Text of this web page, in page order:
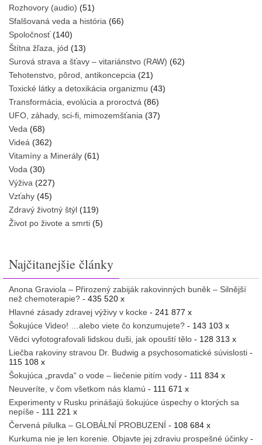
Rozhovory (audio) (51)
Sfalšovaná veda a história (66)
Spoločnosť(140)
Štítna žľaza, jód (13)
Surová strava a šťavy – vitariánstvo (RAW) (62)
Tehotenstvo, pôrod, antikoncepcia (21)
Toxické látky a detoxikácia organizmu (43)
Transformácia, evolúcia a proroctvá (86)
UFO, záhady, sci-fi, mimozemšťania (37)
Veda (68)
Videá (362)
Vitamíny a Minerály (61)
Voda (30)
Výživa (227)
Vzťahy (45)
Zdravý životný štýl (119)
Život po živote a smrti (5)
Najčitanejšie články
Anona Graviola – Přirozený zabiják rakovinných buněk – Silnější
než chemoterapie? - 435 520 x
Hlavné zásady zdravej výživy v kocke - 241 877 x
Šokujúce Video! …alebo viete čo konzumujete? - 143 103 x
Vědci vyfotografovali lidskou duši, jak opouští tělo - 128 313 x
Liečba rakoviny stravou Dr. Budwig a psychosomatické súvislosti -
115 108 x
Šokujúca „pravda“ o vode – liečenie pitím vody - 111 834 x
Neuveríte, v čom všetkom nás klamú - 111 671 x
Experimenty v Rusku prinášajú šokujúce úspechy o ktorých sa
nepíše - 111 221 x
Červená pilulka – GLOBÁLNÍ PROBUZENÍ - 108 684 x
Kurkuma nie je len korenie. Objavte jej zdraviu prospešné účinky -